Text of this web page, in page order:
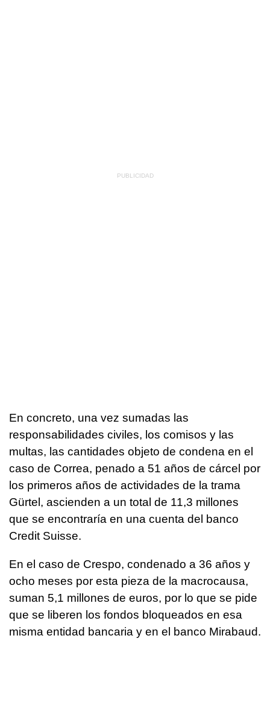
En concreto, una vez sumadas las
responsabilidades civiles, los comisos y las
multas, las cantidades objeto de condena en el
caso de Correa, penado a 51 años de cárcel por
los primeros años de actividades de la trama
Gürtel, ascienden a un total de 11,3 millones
que se encontraría en una cuenta del banco
Credit Suisse.
En el caso de Crespo, condenado a 36 años y
ocho meses por esta pieza de la macrocausa,
suman 5,1 millones de euros, por lo que se pide
que se liberen los fondos bloqueados en esa
misma entidad bancaria y en el banco Mirabaud.